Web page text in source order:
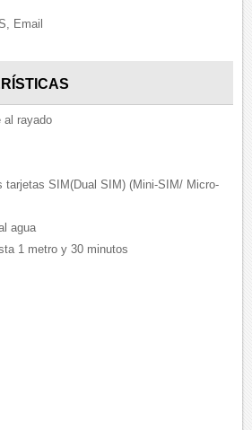
Email
al rayado
tarjetas SIM(Dual SIM) (Mini-SIM/ Micro-
agua
1 metro y 30 minutos